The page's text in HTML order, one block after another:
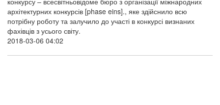
архітектурних конкурсів [phase eins]., яке здійснило всю
потрібну роботу та залучило до участі в конкурсі визнаних
фахівців з усього світу.
2018-03-06 04:02